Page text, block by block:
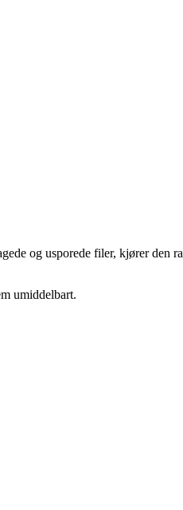
og usporede filer, kjører den
umiddelbart.